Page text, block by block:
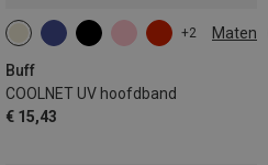
+2 Maten
Buff
COOLNET UV hoofdband
€ 15,43
ONE SIZE